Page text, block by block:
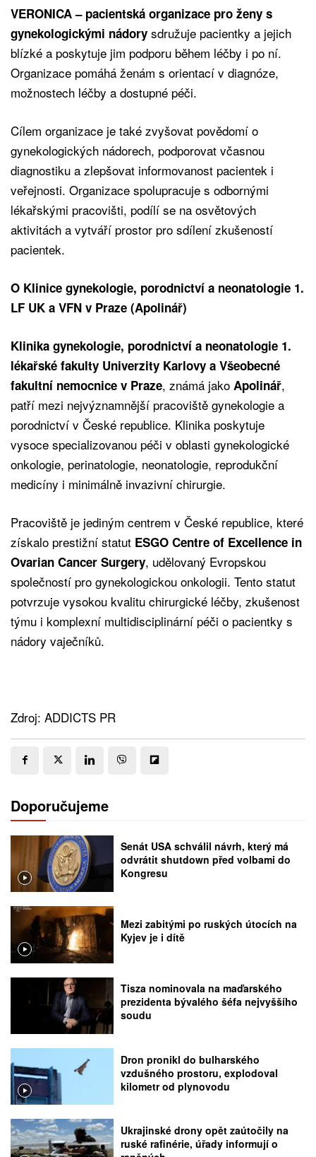
VERONICA – pacientská organizace pro ženy s
gynekologickými nádory sdružuje pacientky a jejich
blízké a poskytuje jim podporu během léčby i po ní.
Organizace pomáhá ženám s orientací v diagnóze,
možnostech léčby a dostupné péči.
Cílem organizace je také zvyšovat povědomí o
gynekologických nádorech, podporovat včasnou
diagnostiku a zlepšovat informovanost pacientek i
veřejnosti. Organizace spolupracuje s odbornými
lékařskými pracovišti, podílí se na osvětových
aktivitách a vytváří prostor pro sdílení zkušeností
pacientek.
O Klinice gynekologie, porodnictví a neonatologie 1.
LF UK a VFN v Praze (Apolinář)
Klinika gynekologie, porodnictví a neonatologie 1.
lékařské fakulty Univerzity Karlovy a Všeobecné
fakultní nemocnice v Praze, známá jako Apolinář,
patří mezi nejvýznamnější pracoviště gynekologie a
porodnictví v České republice. Klinika poskytuje
vysoce specializovanou péči v oblasti gynekologické
onkologie, perinatologie, neonatologie, reprodukční
medicíny i minimálně invazivní chirurgie.
Pracoviště je jediným centrem v České republice, které
získalo prestižní statut ESGO Centre of Excellence in
Ovarian Cancer Surgery, udělovaný Evropskou
společností pro gynekologickou onkologii. Tento statut
potvrzuje vysokou kvalitu chirurgické léčby, zkušenost
týmu i komplexní multidisciplinární péči o pacientky s
nádory vaječníků.
Zdroj: ADDICTS PR
Doporučujeme
Senát USA schválil návrh, který má
odvrátit shutdown před volbami do
Kongresu
Mezi zabitými po ruských útocích na
Kyjev je i dítě
Tisza nominovala na maďarského
prezidenta bývalého šéfa nejvyššího
soudu
Dron pronikl do bulharského
vzdušného prostoru, explodoval
kilometr od plynovodu
Ukrajinské drony opět zaútočily na
ruské rafinérie, úřady informují o